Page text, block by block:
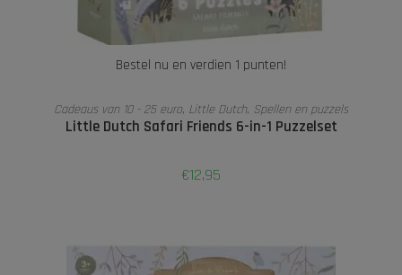
Bestel nu en verdien 1 punten!
TOEVOEGEN AAN WINKELWAGEN
Cadeaus van 10 - 25 euro, Little Dutch, Spellen en puzzels
Little Dutch Safari Friends 6-in-1 Puzzelset
€12,95